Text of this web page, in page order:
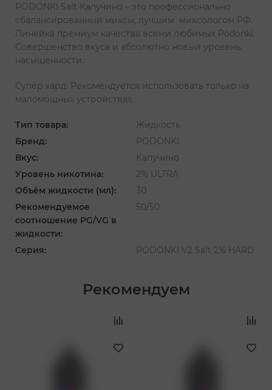
PODONKI Salt Капучино – это профессионально
сбалансированный миксы, лучшим миксологом РФ.
Линейка премиум качества всеми любимых Podonki.
Совершенство вкуса и абсолютно новый уровень
насыщенности.
Супер хард. Рекомендуется использовать только на
маломощных устройствах.
Тип товара:
Жидкость
Бренд:
PODONKI
Вкус:
Капучино
Уровень никотина:
2% ULTRA
Объём жидкости (мл):
30
Рекомендуемое
соотношение PG/VG в
жидкости:
50/50
Серия: PODONKI V2 Salt 2% HARD
Рекомендуем